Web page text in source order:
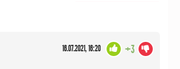
16.07.2021, 16:20 +3